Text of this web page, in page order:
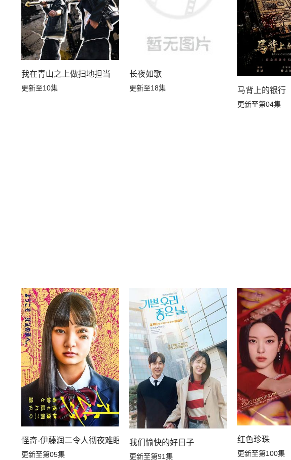
我在青山之上做扫地担当
更新至10集
长夜如歌
更新至18集 马背上的银行
更新至第04集
怪奇-伊藤润二令人彻夜难眠的奇异故事－
更新至第05集
我们愉快的好日子
更新至第91集
红色珍珠
更新至第100集